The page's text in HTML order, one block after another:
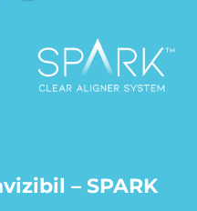
– SPARK